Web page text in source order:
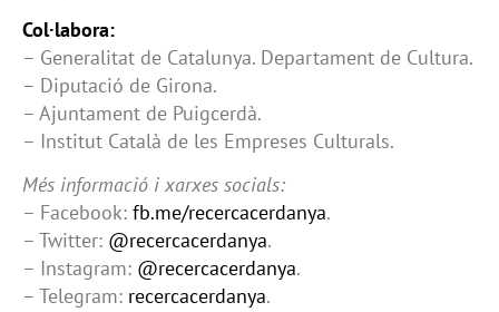
Col·labora:
– Generalitat de Catalunya. Departament de Cultura.
– Diputació de Girona.
– Ajuntament de Puigcerdà.
– Institut Català de les Empreses Culturals.
Més informació i xarxes socials:
– Facebook: fb.me/recercacerdanya.
– Twitter: @recercacerdanya.
– Instagram: @recercacerdanya.
– Telegram: recercacerdanya.